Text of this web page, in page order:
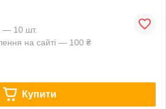
— 10 шт.
на сайті — 100 ₴
Купити